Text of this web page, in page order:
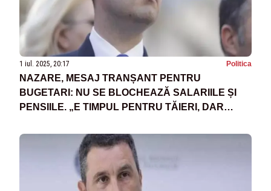
1 iul. 2025, 20:17 Politica
NAZARE, MESAJ TRANȘANT PENTRU
BUGETARI: NU SE BLOCHEAZĂ SALARIILE ȘI
PENSIILE. „E TIMPUL PENTRU TĂIERI, DAR